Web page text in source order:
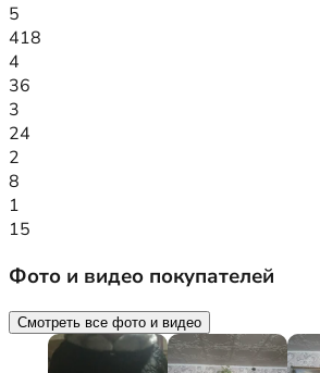
5
418
4
36
3
24
2
8
1
15
Фото и видео покупателей
Смотреть все фото и видео